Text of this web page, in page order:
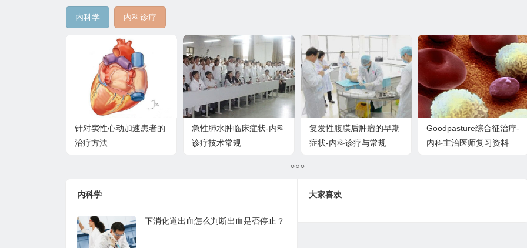
内科学 内科诊疗
针对窦性心动加速患者的
治疗方法
急性肺水肿临床症状-内科
诊疗技术常规
复发性腹膜后肿瘤的早期
症状-内科诊疗与常规
Goodpasture综合征治疗-
内科主治医师复习资料
内科学
下消化道出血怎么判断出血是否停止？
大家喜欢